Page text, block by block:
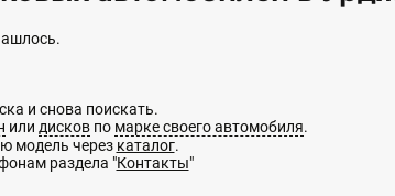
и снова поискать.
или дисковпо марке своего автомобиля.
модель через каталог.
раздела "Контакты"